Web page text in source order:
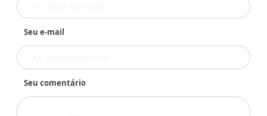
Seu e-mail
Seu comentário